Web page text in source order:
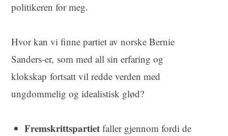
politikeren for meg.
Hvor kan vi finne partiet av norske Bernie
Sanders-er, som med all sin erfaring og
klokskap fortsatt vil redde verden med
ungdommelig og idealistisk glød?
Fremskrittspartietfaller gjennom fordi de